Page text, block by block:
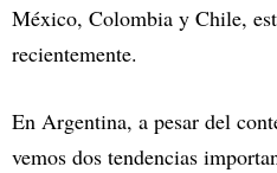
México, Colombia y Chile,
recientemente.
En Argentina, a pesar del
vemos dos tendencias